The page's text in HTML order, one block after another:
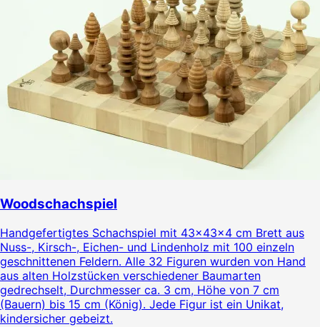
Woodschachspiel
Handgefertigtes Schachspiel mit 43×43×4 cm Brett aus
Nuss-, Kirsch-, Eichen- und Lindenholz mit 100 einzeln
geschnittenen Feldern. Alle 32 Figuren wurden von Hand
aus alten Holzstücken verschiedener Baumarten
gedrechselt, Durchmesser ca. 3 cm, Höhe von 7 cm
(Bauern) bis 15 cm (König). Jede Figur ist ein Unikat,
kindersicher gebeizt.